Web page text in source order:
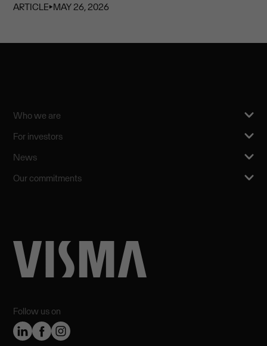
ARTICLE⏵MAY 26, 2026
Follow us on
Who we are
For investors
News
Our commitments